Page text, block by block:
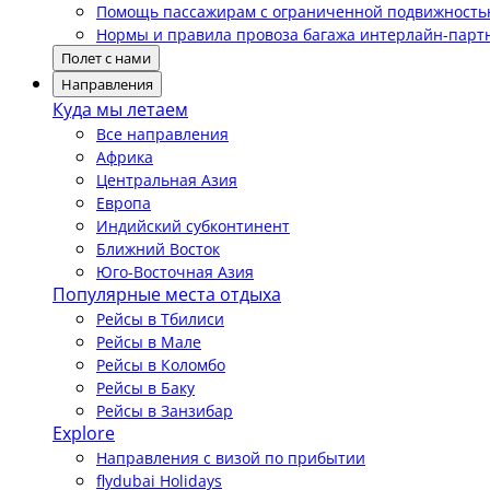
Помощь пассажирам с ограниченной
Нормы и правила провоза багажа интерлайн-
Полет с нами
Направления
Куда мы летаем
Все направления
Африка
Центральная Азия
Европа
Индийский субконтинент
Ближний Восток
Юго-Восточная Азия
Популярные места отдыха
Рейсы в Тбилиси
Рейсы в Мале
Рейсы в Коломбо
Рейсы в Баку
Рейсы в Занзибар
Explore
Направления с визой по прибытии
flydubai Holidays